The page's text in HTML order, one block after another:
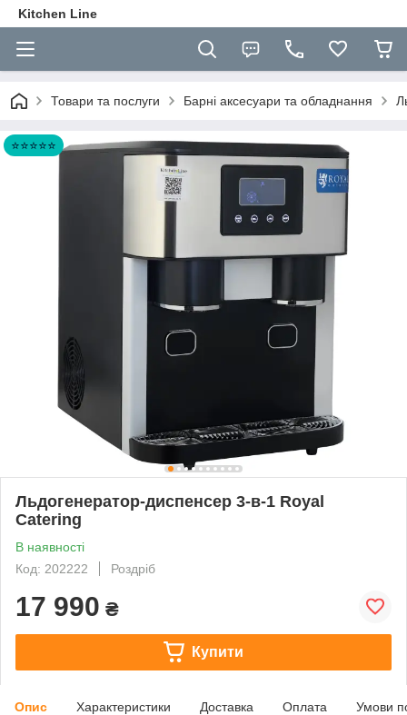
Kitchen Line
Товари та послуги Барні аксесуари та обладнання
⭐⭐⭐⭐⭐
Льдогенератор-диспенсер 3-в-1 Royal
Catering
В наявності
Код: 202222
Роздріб
17 990 ₴
Купити
Опис Характеристики Доставка Оплата Умови